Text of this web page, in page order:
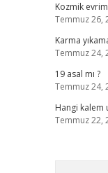
Kozmik
Temmuz 26,
Karma
Temmuz 24,
19 asal mı ?
Temmuz 24,
Hangi kalem
Temmuz 22,